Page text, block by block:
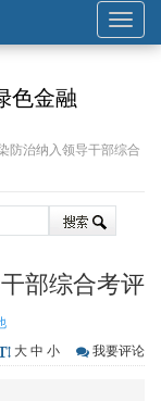
展
开
导
色金融
防治纳入领导干部综合
部综合考评
大 中 小 我要评论